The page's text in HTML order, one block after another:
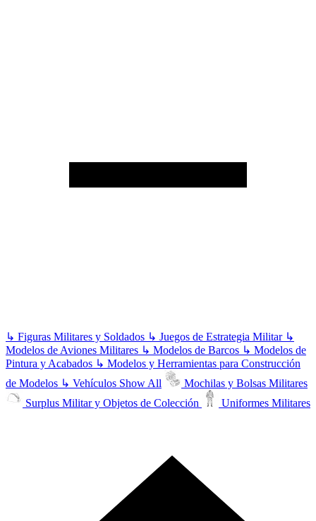
↳ Figuras Militares y Soldados ↳ Juegos de Estrategia Militar ↳
Modelos de Aviones Militares ↳ Modelos de Barcos ↳ Modelos de
Pintura y Acabados ↳ Modelos y Herramientas para Construcción
de Modelos ↳ Vehículos Show All
Mochilas y Bolsas Militares
Surplus Militar y Objetos de Colección
Uniformes Militares